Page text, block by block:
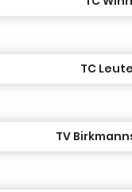
TC
TV